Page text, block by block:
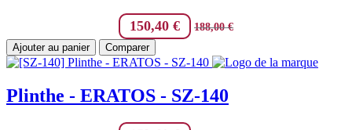
150,40 € 188,00€
Ajouter au panier
Comparer
Plinthe - ERATOS - SZ-140